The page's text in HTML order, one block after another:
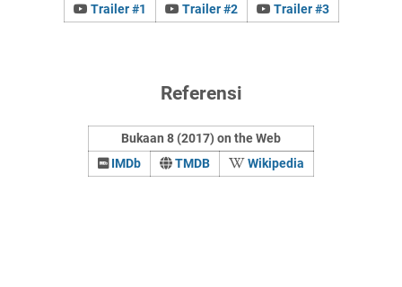
Trailer #1
Trailer #2 Trailer #3
Referensi
Bukaan 8 (2017) on the Web
IMDb
TMDB Wikipedia